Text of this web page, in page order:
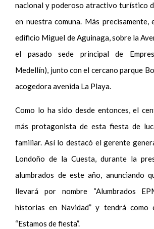
nacional y poderoso atractivo turístico
en nuestra comuna. Más precisamente,
edificio Miguel de Aguinaga, sobre la
el pasado sede principal de
Medellín), junto con el cercano parque
acogedora avenida La Playa.
Como lo ha sido desde entonces, el
más protagonista de esta fiesta de
familiar. Así lo destacó el gerente
Londoño de la Cuesta, durante la
alumbrados de este año, anunciando
llevará por nombre “Alumbrados
historias en Navidad” y tendrá como
“Estamos de fiesta”.